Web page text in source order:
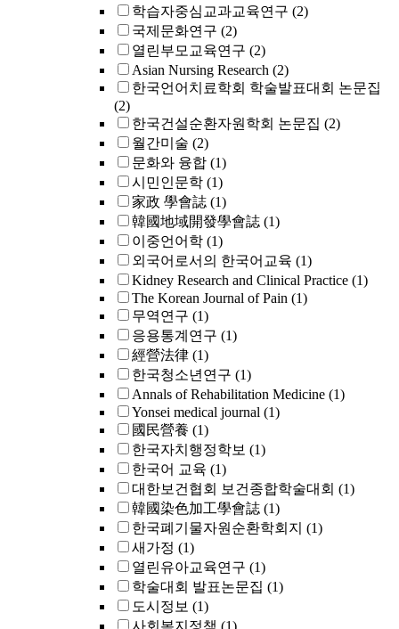
학습자중심교과교육연구 (2)
국제문화연구 (2)
열린부모교육연구 (2)
Asian Nursing Research (2)
한국언어치료학회 학술발표대회 논문집
(2)
한국건설순환자원학회 논문집 (2)
월간미술 (2)
문화와 융합 (1)
시민인문학 (1)
家政 學會誌 (1)
韓國地域開發學會誌 (1)
이중언어학 (1)
외국어로서의 한국어교육 (1)
Kidney Research and Clinical Practice (1)
The Korean Journal of Pain (1)
무역연구 (1)
응용통계연구 (1)
經營法律 (1)
한국청소년연구 (1)
Annals of Rehabilitation Medicine (1)
Yonsei medical journal (1)
國民營養 (1)
한국자치행정학보 (1)
한국어 교육 (1)
대한보건협회 보건종합학술대회 (1)
韓國染色加工學會誌 (1)
한국폐기물자원순환학회지 (1)
새가정 (1)
열린유아교육연구 (1)
학술대회 발표논문집 (1)
도시정보 (1)
사회복지정책 (1)